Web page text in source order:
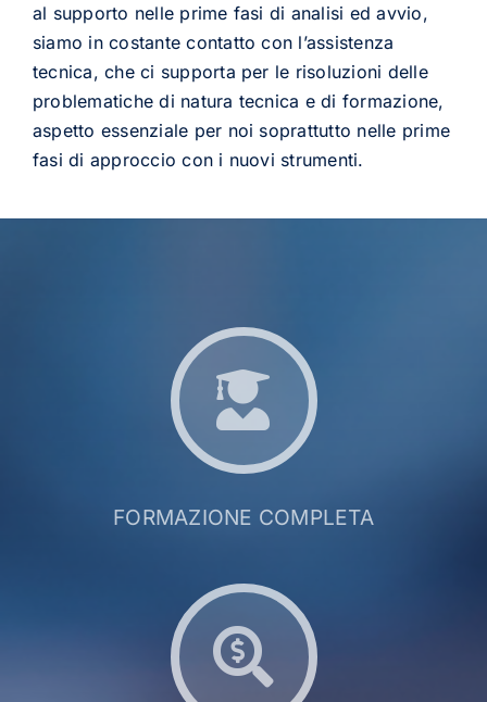
al supporto nelle prime fasi di analisi ed avvio,
siamo in costante contatto con l’assistenza
tecnica, che ci supporta per le risoluzioni delle
problematiche di natura tecnica e di formazione,
aspetto essenziale per noi soprattutto nelle prime
fasi di approccio con i nuovi strumenti.
FORMAZIONE COMPLETA